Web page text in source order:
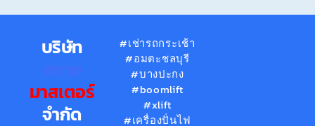
บริษัท
มาสเตอร์
จำกัด
#เช่ารถกระเช้า
#อมตะชลบุรี
#บางปะกง
#boomlift
#xlift
#เครื่องปั่นไฟ